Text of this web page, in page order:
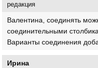
редакция
Валентина, соединять
соединительными
Варианты соединения
Ирина